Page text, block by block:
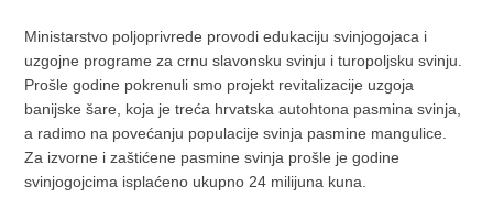
Ministarstvo poljoprivrede provodi edukaciju svinjogojaca i
uzgojne programe za crnu slavonsku svinju i turopoljsku svinju.
Prošle godine pokrenuli smo projekt revitalizacije uzgoja
banijske šare, koja je treća hrvatska autohtona pasmina svinja,
a radimo na povećanju populacije svinja pasmine mangulice.
Za izvorne i zaštićene pasmine svinja prošle je godine
svinjogojcima isplaćeno ukupno 24 milijuna kuna.